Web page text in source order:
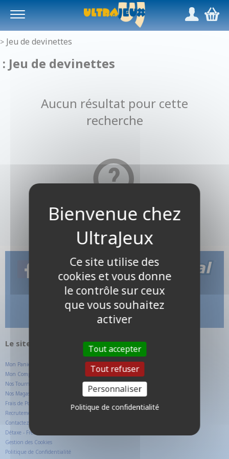
/,
> Jeu de devinettes
: Jeu de devinettes
Aucun résultat pour cette
recherche
Le site internet UltraJeux.com
Mon Panier
Mon Compte Client
Nos Tournois
Nos Magasins
Frais de Ports
Recrutement
Contactez-nous
Détaxe - Free TAX
Gestion des Cookies
Politique de Confidentialité
Ce site utilise des
cookies et vous donne
le contrôle sur ceux
que vous souhaitez
activer
Tout accepter
Tout refuser
Personnaliser
Politique de confidentialité